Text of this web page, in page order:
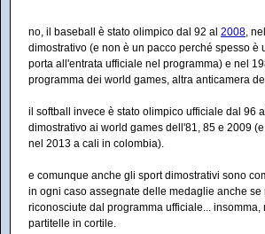
no, il baseball è stato olimpico dal 92 al 2008,
dimostrativo (e non è un pacco perché spesso è
porta all'entrata ufficiale nel programma) e nel
programma dei world games, altra anticamera
il softball invece è stato olimpico ufficiale dal 96
dimostrativo ai world games dell'81, 85 e 2009
nel 2013 a cali in colombia).
e comunque anche gli sport dimostrativi sono
in ogni caso assegnate delle medaglie anche se
riconosciute dal programma ufficiale... insomma,
partitelle in cortile.